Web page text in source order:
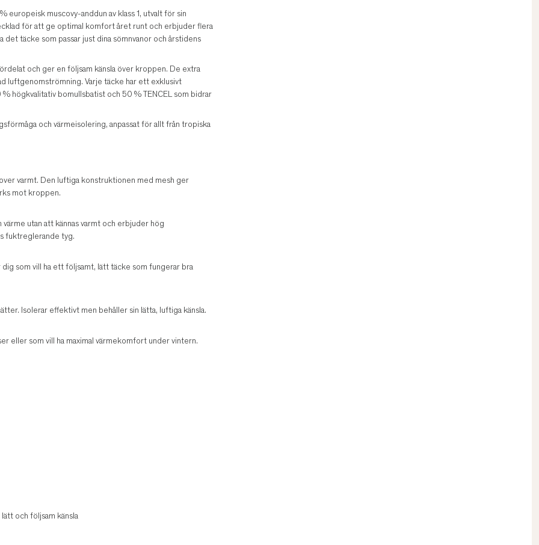
europeisk muscovy-anddun av klass 1, utvalt för sin
för att ge optimal komfort året runt och erbjuder flera
det täcke som passar just dina sömnvanor och årstidens
och ger en följsam känsla över kroppen. De extra
luftgenomströmning. Varje täcke har ett exklusivt
högkvalitativ bomullsbatist och 50 % TENCEL som bidrar
och värmeisolering, anpassat för allt från tropiska
varmt. Den luftiga konstruktionen med mesh ger
mot kroppen.
utan att kännas varmt och erbjuder hög
fuktreglerande tyg.
som vill ha ett följsamt, lätt täcke som fungerar bra
Isolerar effektivt men behåller sin lätta, luftiga känsla.
eller som vill ha maximal värmekomfort under vintern.
och följsam känsla